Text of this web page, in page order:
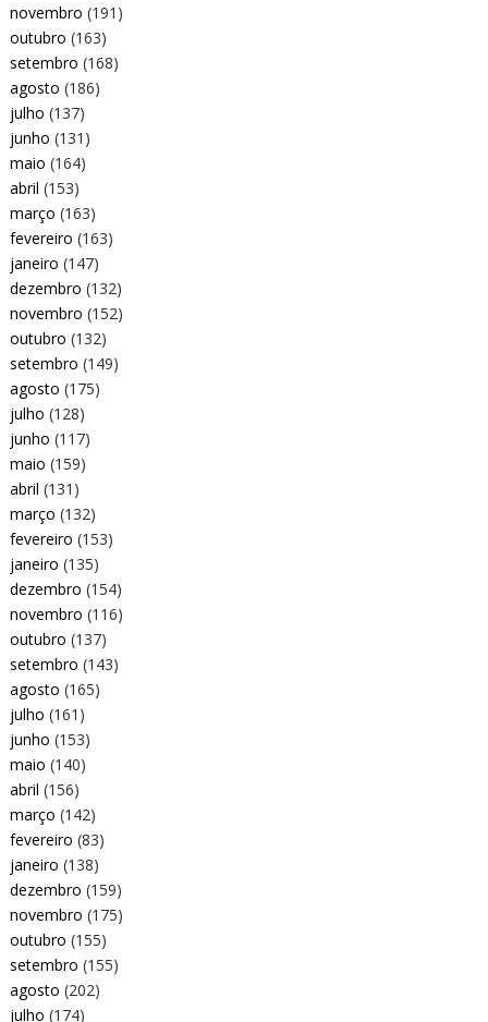
novembro (191)
outubro (163)
setembro (168)
agosto (186)
julho (137)
junho (131)
maio (164)
abril (153)
março (163)
fevereiro (163)
janeiro (147)
dezembro (132)
novembro (152)
outubro (132)
setembro (149)
agosto (175)
julho (128)
junho (117)
maio (159)
abril (131)
março (132)
fevereiro (153)
janeiro (135)
dezembro (154)
novembro (116)
outubro (137)
setembro (143)
agosto (165)
julho (161)
junho (153)
maio (140)
abril (156)
março (142)
fevereiro (83)
janeiro (138)
dezembro (159)
novembro (175)
outubro (155)
setembro (155)
agosto (202)
julho (174)